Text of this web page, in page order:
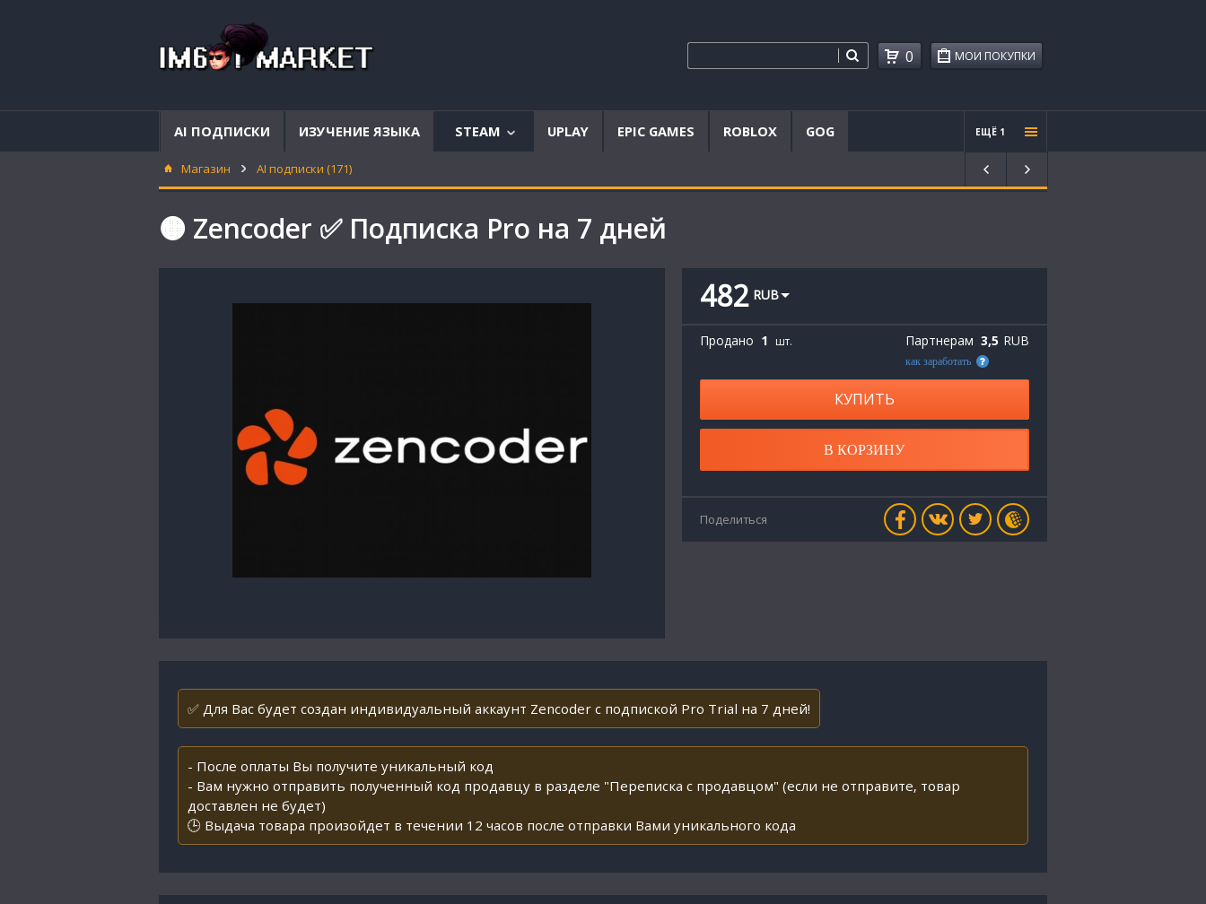
МОИ ПОКУПКИ
0
AI ПОДПИСКИ ИЗУЧЕНИЕ ЯЗЫКА STEAM
аккаунты
UPLAY EPIC GAMES ROBLOX GOG ЕЩЁ 1
Проче
е
Магазин AI подписки (171)
🟠 Zencoder ✅ Подписка Pro на 7 дней
482 RUB
Продано 1 шт. Партнерам 3,5 RUB
как заработать
КУПИТЬ
В КОРЗИНУ
Поделиться
✅ Для Вас будет создан индивидуальный аккаунт Zencoder с подпиской Pro Trial на 7 дней!
- После оплаты Вы получите уникальный код
- Вам нужно отправить полученный код продавцу в разделе "Переписка с продавцом" (если не отправите, товар
доставлен не будет)
🕒 Выдача товара произойдет в течении 12 часов после отправки Вами уникального кода